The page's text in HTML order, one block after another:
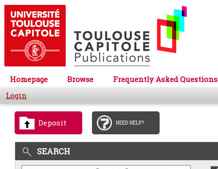
Homepage Browse
Frequently Asked Questions
Login
Deposit NEED HELP?
SEARCH